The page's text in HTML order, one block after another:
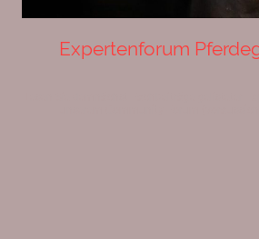
Expertenforum